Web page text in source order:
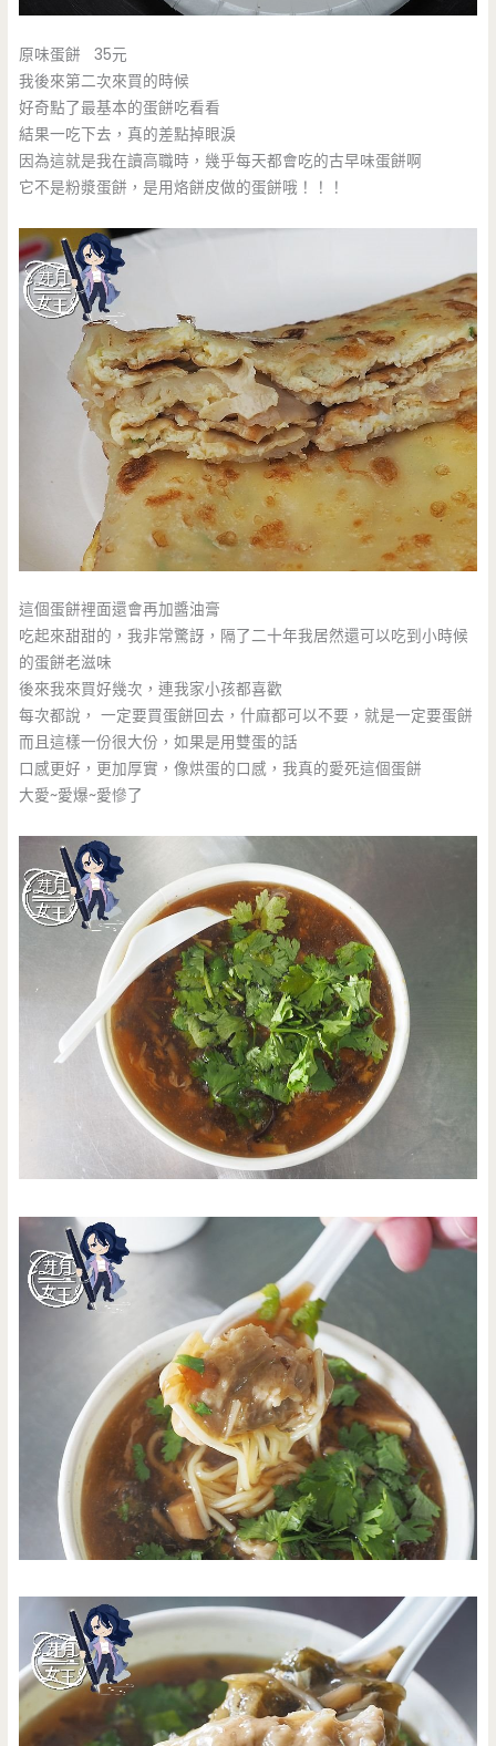
原味蛋餅 35元
我後來第二次來買的時候
好奇點了最基本的蛋餅吃看看
結果一吃下去，真的差點掉眼淚
因為這就是我在讀高職時，幾乎每天都會吃的古早味蛋餅啊
它不是粉漿蛋餅，是用烙餅皮做的蛋餅哦！！！
這個蛋餅裡面還會再加醬油膏
吃起來甜甜的，我非常驚訝，隔了二十年我居然還可以吃到小時候
的蛋餅老滋味
後來我來買好幾次，連我家小孩都喜歡
每次都說， 一定要買蛋餅回去，什麻都可以不要，就是一定要蛋餅
而且這樣一份很大份，如果是用雙蛋的話
口感更好，更加厚實，像烘蛋的口感，我真的愛死這個蛋餅
大愛~愛爆~愛慘了